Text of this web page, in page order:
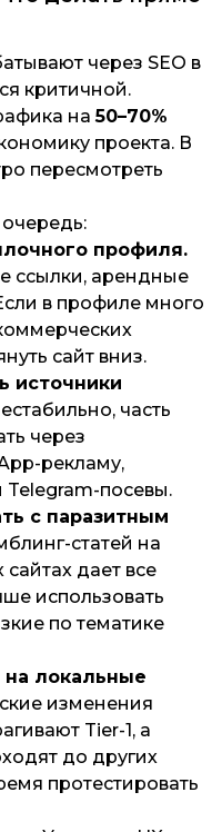
через SEO в
критичной.
на50–70%
проекта. В
пересмотреть
очередь:
профиля.
ссылки, арендные
в профиле много
сайт вниз.
источники
часть
через
рекламу,
Telegram-посевы.
с паразитным
статей на
дает все
использовать
по тематике
локальные
изменения
Tier-1, а
до других
протестировать